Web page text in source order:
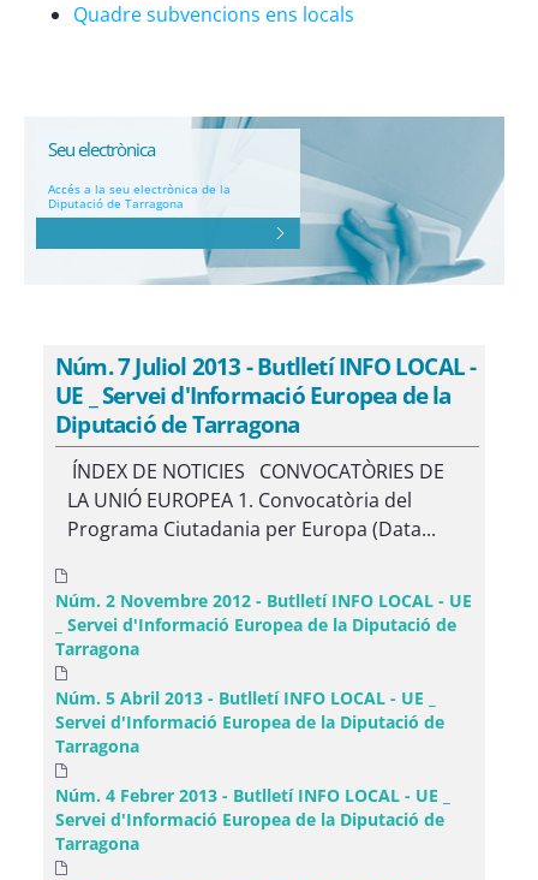
Quadre subvencions ens locals
Seu electrònica
Accés a la seu electrònica de la
Diputació de Tarragona
Núm. 7 Juliol 2013 - Butlletí INFO LOCAL -
UE _ Servei d'Informació Europea de la
Diputació de Tarragona
ÍNDEX DE NOTICIES CONVOCATÒRIES DE
LA UNIÓ EUROPEA 1. Convocatòria del
Programa Ciutadania per Europa (Data...
Núm. 2 Novembre 2012 - Butlletí INFO LOCAL - UE
_ Servei d'Informació Europea de la Diputació de
Tarragona
Núm. 5 Abril 2013 - Butlletí INFO LOCAL - UE _
Servei d'Informació Europea de la Diputació de
Tarragona
Núm. 4 Febrer 2013 - Butlletí INFO LOCAL - UE _
Servei d'Informació Europea de la Diputació de
Tarragona